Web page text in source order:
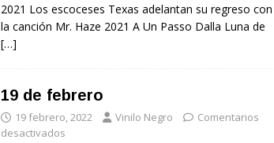
2021 Los escoceses Texas adelantan su regreso con
la canción Mr. Haze 2021 A Un Passo Dalla Luna de
[…]
19 de febrero
19 febrero, 2022 Vinilo Negro
Comentarios
desactivados